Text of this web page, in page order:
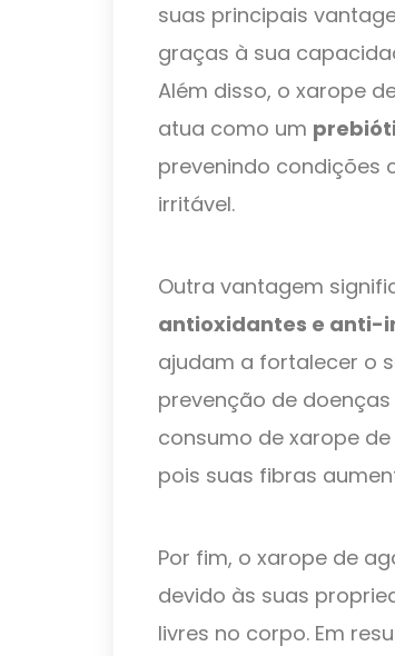
suas principais
graças à sua
Além disso, o xarope
atua como um
prevenindo condições
irritável.
Outra vantagem
antioxidantes e anti-
ajudam a fortalecer o
prevenção de
consumo de xarope
pois suas fibras
Por fim, o xarope de
devido às suas
livres no corpo. Em